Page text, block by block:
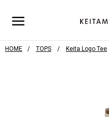
HOME TOPS Keita Logo Tee